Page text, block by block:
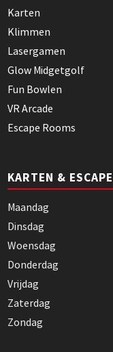
Karten
Klimmen
Lasergamen
Glow Midgetgolf
Fun Bowlen
VR Arcade
Escape Rooms
KARTEN &
Maandag
Dinsdag
Woensdag
Donderdag
Vrijdag
Zaterdag
Zondag